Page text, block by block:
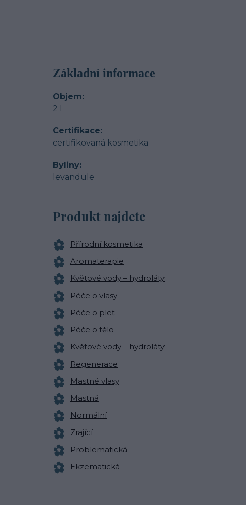
Základní informace
Objem
2 l
Certifikace
certifikovaná kosmetika
Byliny
levandule
Produkt najdete
Přírodní kosmetika
Aromaterapie
Květové vody – hydroláty
Péče o vlasy
Péče o pleť
Péče o tělo
Květové vody – hydroláty
Regenerace
Mastné vlasy
Mastná
Normální
Zrající
Problematická
Ekzematická